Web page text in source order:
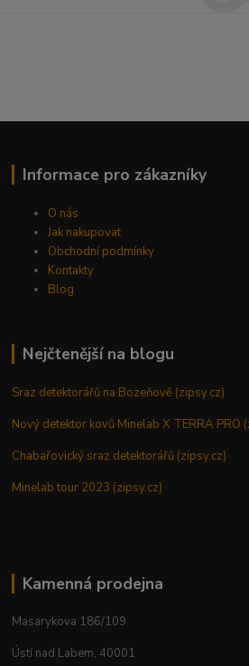
Informace pro zákazníky
O nás
Jak nakupovat
Obchodní podmínky
Kontakty
Blog
Nejčtenější na blogu
Sraz detektorářů na Bozeňově (zipsy.cz)
Nový detektor kovů Minelab X TERRA PRO
Chabařovický sraz detektorářů (zipsy.cz)
Minelab tour 2023 (zipsy.cz)
Kamenná prodejna
Masarykova 186/109
Ústí nad Labem, 40001